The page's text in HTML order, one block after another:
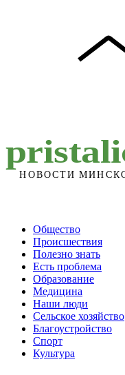
Общество
Происшествия
Полезно знать
Есть проблема
Образование
Медицина
Наши люди
Сельское хозяйство
Благоустройство
Спорт
Культура